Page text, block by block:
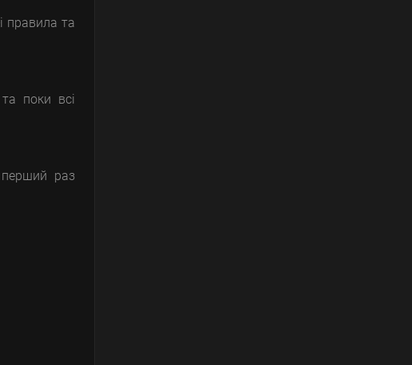
правила та
поки всі
перший раз